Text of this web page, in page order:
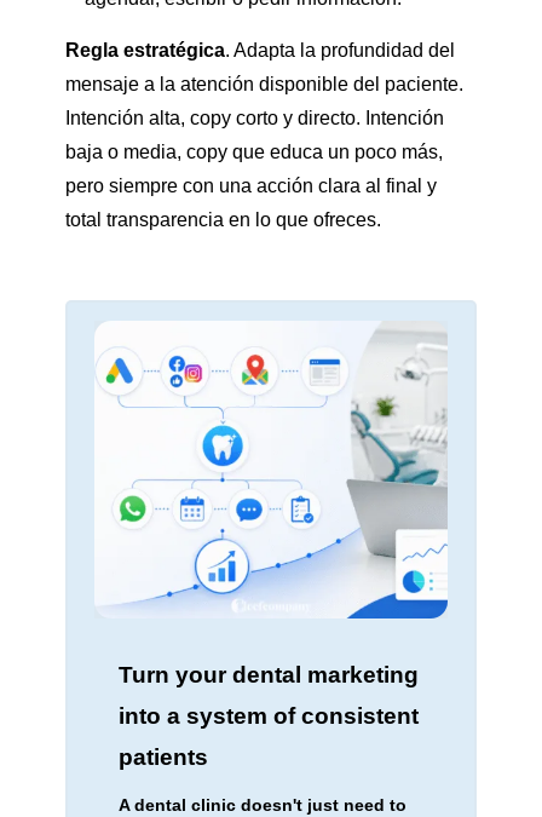
Regla estratégica. Adapta la profundidad del
mensaje a la atención disponible del paciente.
Intención alta, copy corto y directo. Intención
baja o media, copy que educa un poco más,
pero siempre con una acción clara al final y
total transparencia en lo que ofreces.
Turn your dental marketing
into a system of consistent
patients
A dental clinic doesn't just need to